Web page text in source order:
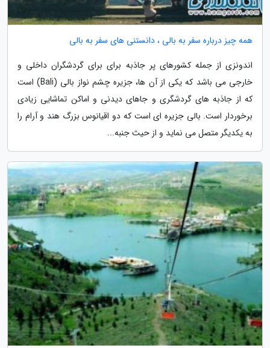
همه چیز درباره سفر به بالی ، دانستنی های سفر به بالی
اندونزی از جمله کشورهای پر جاذبه برای برای گردشگران داخلی و
خارجی می باشد که یکی از آن ها، جزیره چشم نواز بالی (Bali) است
که از جاذبه های گردشگری و جاهای دیدنی و اماکن تماشایی زیادی
برخوردار است. بالی جزیره ای است که دو اقیانوس بزرگ هند و آرام را
به یکدیگر متصل می نماید و از حیث جنبه...